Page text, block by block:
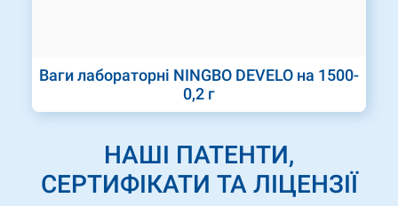
Ваги лабораторні NINGBO DEVELO на 1500-
0,2 г
НАШІ ПАТЕНТИ,
СЕРТИФІКАТИ ТА ЛІЦЕНЗІЇ